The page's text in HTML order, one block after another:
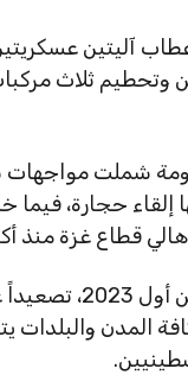
آليتين
وتحطيم
شملت
قطاع غزة منذ
وتشهد مدن الضفة
المدن